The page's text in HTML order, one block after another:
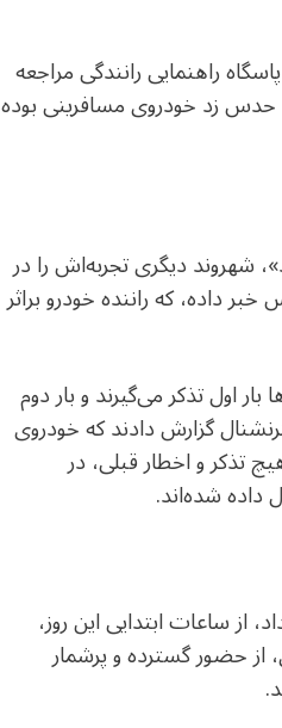
راهنمایی رانندگی مراجعه
حدس زد خودروی مسافرینی بوده
شهروند دیگری تجربه‌اش را در
داده، که راننده خودرو براثر
اول تذکر می‌گیرند و بار دوم
گزارش دادند که خودروی
تذکر و اخطار قبلی، در
داده شده‌اند.
آغاز طرح نور که فرماندهی نیروی انتظامی خبر از اجرایی شدن آن از روز شنبه۲۵ فروردین۱۴۰۳ داد، از ساعات ابتدایی این روز،
حضور گسترده و پرشمار